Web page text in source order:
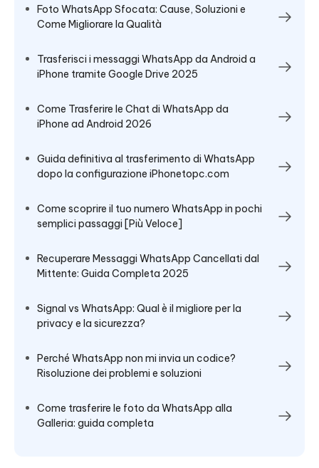
Foto WhatsApp Sfocata: Cause, Soluzioni e
Come Migliorare la Qualità
Trasferisci i messaggi WhatsApp da Android a
iPhone tramite Google Drive 2025
Come Trasferire le Chat di WhatsApp da
iPhone ad Android 2026
Guida definitiva al trasferimento di WhatsApp
dopo la configurazione iPhonetopc.com
Come scoprire il tuo numero WhatsApp in pochi
semplici passaggi [Più Veloce]
Recuperare Messaggi WhatsApp Cancellati dal
Mittente: Guida Completa 2025
Signal vs WhatsApp: Qual è il migliore per la
privacy e la sicurezza?
Perché WhatsApp non mi invia un codice?
Risoluzione dei problemi e soluzioni
Come trasferire le foto da WhatsApp alla
Galleria: guida completa